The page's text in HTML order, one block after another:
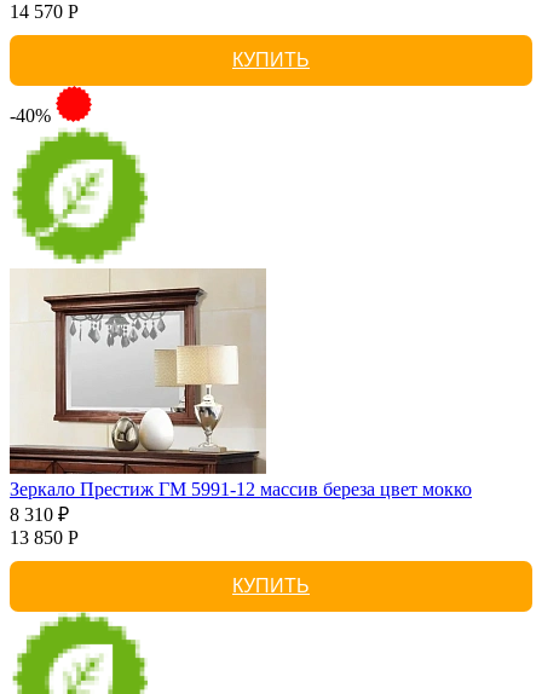
14 570 Р
КУПИТЬ
-40%
Зеркало Престиж ГМ 5991-12 массив береза цвет мокко
8 310 ₽
13 850 Р
КУПИТЬ